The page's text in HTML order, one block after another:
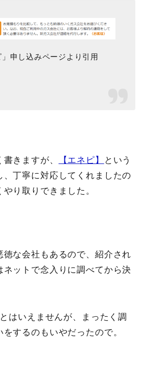
申し込みページより引用
きますが、 【エネピ】
という
、丁寧に対応してくれましたの
り取りできました。
徳な会社もあるので、紹介され
ネットで念入りに調べてから決
はいえませんが、まったく調
するのもいやだったので。